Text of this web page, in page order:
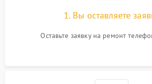
1. Вы оставляете
Оставьте заявку на ремонт